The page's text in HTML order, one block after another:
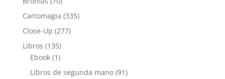
Cartomagia (335)
Close-Up (277)
Libros (135)
Ebook (1)
Libros de segunda mano (91)